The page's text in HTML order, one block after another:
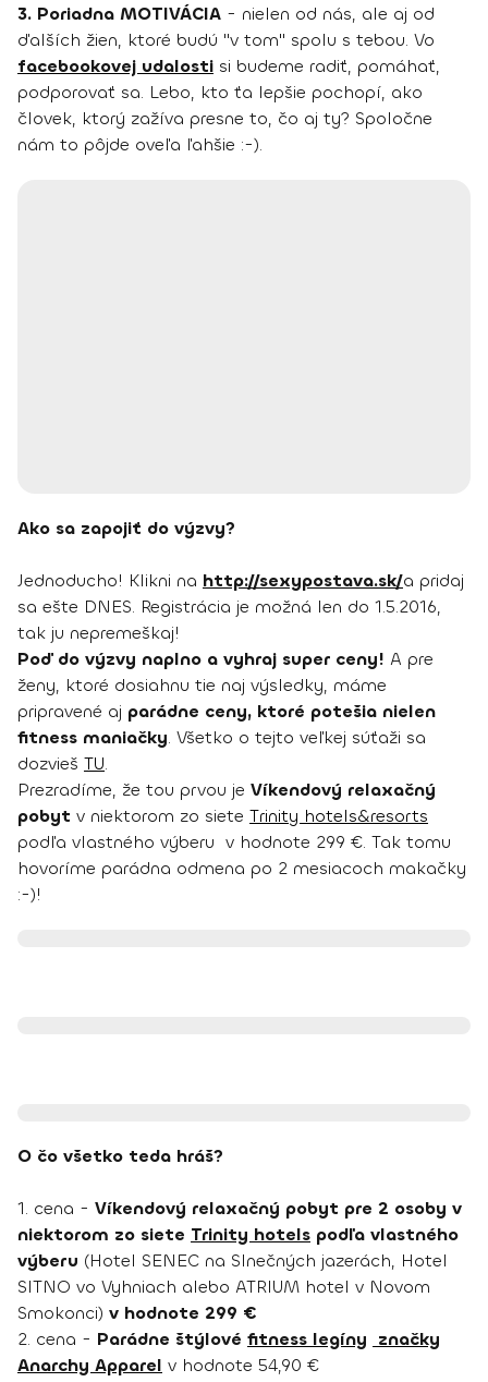
3. Poriadna MOTIVÁCIA - nielen od nás, ale aj od
ďalších žien, ktoré budú "v tom" spolu s tebou. Vo
facebookovej udalosti si budeme radiť, pomáhať,
podporovať sa. Lebo, kto ťa lepšie pochopí, ako
človek, ktorý zažíva presne to, čo aj ty? Spoločne
nám to pôjde oveľa ľahšie :-).
Ako sa zapojiť do výzvy?
Jednoducho! Klikni na http://sexypostava.sk/a pridaj
sa ešte DNES. Registrácia je možná len do 1.5.2016,
tak ju nepremeškaj!
Poď do výzvy naplno a vyhraj super ceny! A pre
ženy, ktoré dosiahnu tie naj výsledky, máme
pripravené aj parádne ceny, ktoré potešia nielen
fitness maniačky. Všetko o tejto veľkej súťaži sa
dozvieš TU.
Prezradíme, že tou prvou je Víkendový relaxačný
pobyt v niektorom zo siete Trinity hotels&resorts
podľa vlastného výberu v hodnote 299 €. Tak tomu
hovoríme parádna odmena po 2 mesiacoch makačky
:-)!
O čo všetko teda hráš?
1. cena - Víkendový relaxačný pobyt pre 2 osoby v
niektorom zo siete Trinity hotels podľa vlastného
výberu (Hotel SENEC na Slnečných jazerách, Hotel
SITNO vo Vyhniach alebo ATRIUM hotel v Novom
Smokonci) v hodnote 299 €
2. cena - Parádne štýlové fitness legíny značky
Anarchy Apparel v hodnote 54,90 €